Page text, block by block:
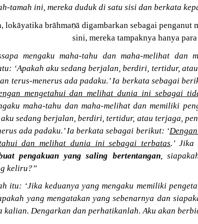
tamah ini, mereka duduk di satu sisi dan berkata
lokāyatika brāhmaṇā digambarkan sebagai penganut
sini, mereka tampaknya hanya
mengaku maha-tahu dan maha-melihat dan
‘Apakah aku sedang berjalan, berdiri, tertidur,
terus-menerus ada padaku.’ Ia berkata sebagai
mengetahui dan melihat dunia ini sebagai
maha-tahu dan maha-melihat dan memiliki
aku sedang berjalan, berdiri, tertidur, atau terjaga,
ada padaku.’ Ia berkata sebagai berikut: ‘
dan melihat dunia ini sebagai terbatas.’
pengakuan yang saling bertentangan,
keliru?”
itu: ‘Jika keduanya yang mengaku memiliki
yang mengatakan yang sebenarnya dan
kalian. Dengarkan dan perhatikanlah. Aku akan